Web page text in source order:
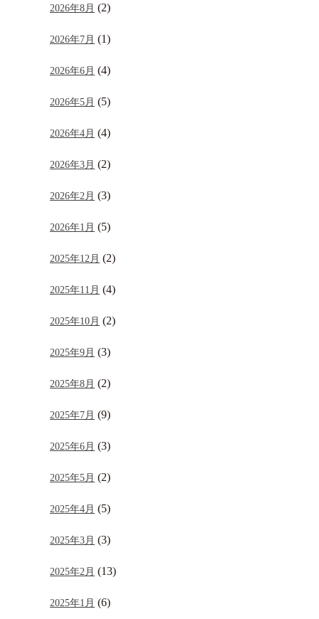
2026年8月 (2)
2026年7月 (1)
2026年6月 (4)
2026年5月 (5)
2026年4月 (4)
2026年3月 (2)
2026年2月 (3)
2026年1月 (5)
2025年12月 (2)
2025年11月 (4)
2025年10月 (2)
2025年9月 (3)
2025年8月 (2)
2025年7月 (9)
2025年6月 (3)
2025年5月 (2)
2025年4月 (5)
2025年3月 (3)
2025年2月 (13)
2025年1月 (6)